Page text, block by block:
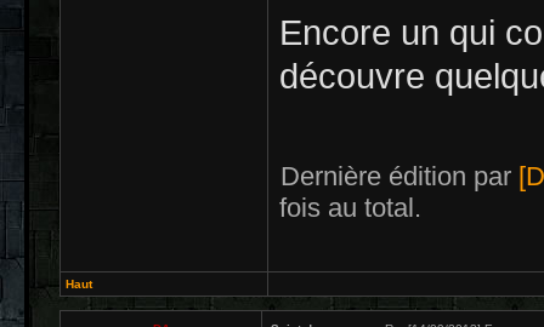
Encore un qui
découvre
Dernière édition par
fois au total.
Haut